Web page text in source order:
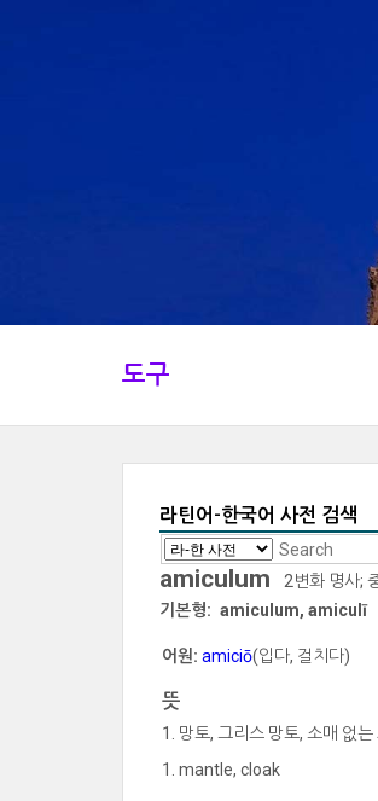
도구
라틴어-한국어 사전 검색
amiculum 2변화 명사;
기본형: amiculum, amiculī
어원: amiciō(입다, 걸치다)
뜻
망토, 그리스 망토, 소매 없는
mantle, cloak